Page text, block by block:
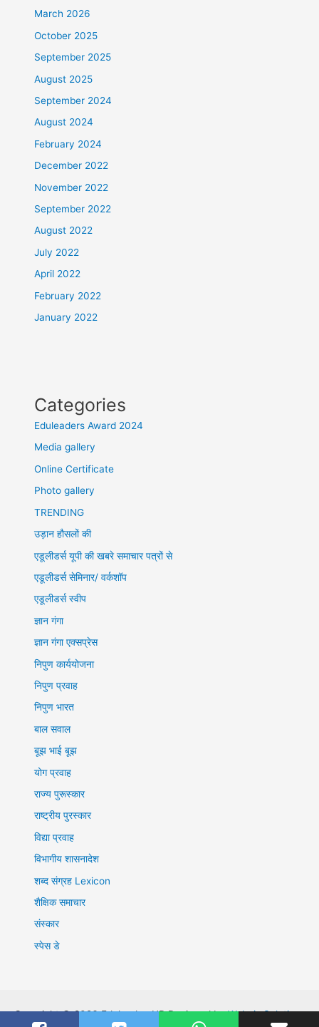
March 2026
October 2025
September 2025
August 2025
September 2024
August 2024
February 2024
December 2022
November 2022
September 2022
August 2022
July 2022
April 2022
February 2022
January 2022
Categories
Eduleaders Award 2024
Media gallery
Online Certificate
Photo gallery
TRENDING
उड़ान हौसलों की
एडूलीडर्स यूपी की खबरे समाचार पत्रों से
एडूलीडर्स सेमिनार/ वर्कशॉप
एडूलीडर्स स्वीप
ज्ञान गंगा
ज्ञान गंगा एक्सप्रेस
निपुण कार्ययोजना
निपुण प्रवाह
निपुण भारत
बाल सवाल
बूझ भाई बूझ
योग प्रवाह
राज्य पुरूस्कार
राष्ट्रीय पुरस्कार
विद्या प्रवाह
विभागीय शासनादेश
शब्द संग्रह Lexicon
शैक्षिक समाचार
संस्कार
स्पेस डे
Copyright © 2026 EduleadersUP Designed byWebnix Solutions